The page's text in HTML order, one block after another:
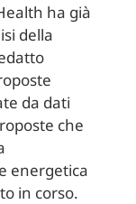
ha già
della
da dati
che
energetica
in corso.